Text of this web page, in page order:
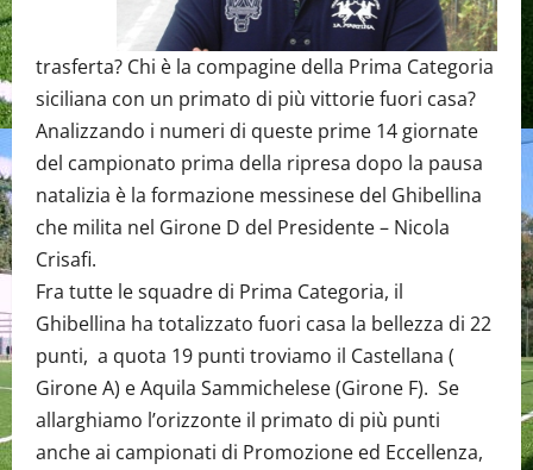
trasferta? Chi è la compagine della Prima Categoria
siciliana con un primato di più vittorie fuori casa?
Analizzando i numeri di queste prime 14 giornate
del campionato prima della ripresa dopo la pausa
natalizia è la formazione messinese del Ghibellina
che milita nel Girone D del Presidente – Nicola
Crisafi.
Fra tutte le squadre di Prima Categoria, il
Ghibellina ha totalizzato fuori casa la bellezza di 22
punti, a quota 19 punti troviamo il Castellana (
Girone A) e Aquila Sammichelese (Girone F). Se
allarghiamo l’orizzonte il primato di più punti
anche ai campionati di Promozione ed Eccellenza,